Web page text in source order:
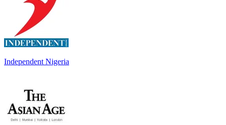
Independent Nigeria